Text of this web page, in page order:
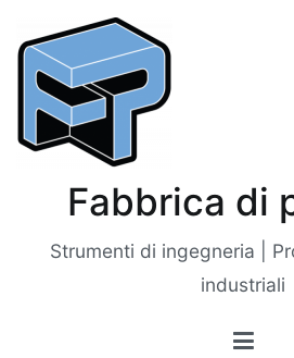
contenuto
Fabbrica di
Strumenti di ingegneria |
industriali